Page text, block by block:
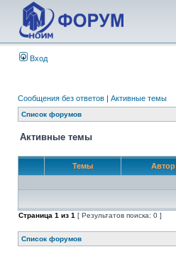
Вход
Сообщения без ответов | Активные темы
Список форумов
Активные темы
Темы Автор
Страница 1 из 1 [ Результатов поиска: 0 ]
Список форумов